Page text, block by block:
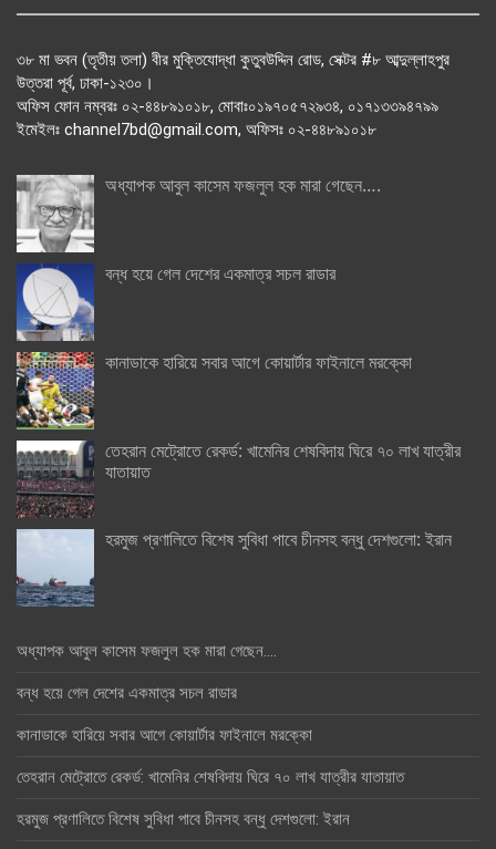
৩৮ মা ভবন (তৃতীয় তলা) বীর মুক্তিযোদ্ধা কুতুবউদ্দিন রোড, সেক্টর #৮ আব্দুল্লাহপুর
উত্তরা পূর্ব, ঢাকা-১২৩০।
অফিস ফোন নম্বরঃ ০২-৪৪৮৯১০১৮, মোবাঃ০১৯৭০৫৭২৯৩৪, ০১৭১৩৩৯৪৭৯৯
ইমেইলঃ channel7bd@gmail.com, অফিসঃ ০২-৪৪৮৯১০১৮
অধ্যাপক আবুল কাসেম ফজলুল হক মারা গেছেন….
বন্ধ হয়ে গেল দেশের একমাত্র সচল রাডার
কানাডাকে হারিয়ে সবার আগে কোয়ার্টার ফাইনালে মরক্কো
তেহরান মেট্রোতে রেকর্ড: খামেনির শেষবিদায় ঘিরে ৭০ লাখ যাত্রীর
যাতায়াত
হরমুজ প্রণালিতে বিশেষ সুবিধা পাবে চীনসহ বন্ধু দেশগুলো: ইরান
অধ্যাপক আবুল কাসেম ফজলুল হক মারা গেছেন….
বন্ধ হয়ে গেল দেশের একমাত্র সচল রাডার
কানাডাকে হারিয়ে সবার আগে কোয়ার্টার ফাইনালে মরক্কো
তেহরান মেট্রোতে রেকর্ড: খামেনির শেষবিদায় ঘিরে ৭০ লাখ যাত্রীর যাতায়াত
হরমুজ প্রণালিতে বিশেষ সুবিধা পাবে চীনসহ বন্ধু দেশগুলো: ইরান